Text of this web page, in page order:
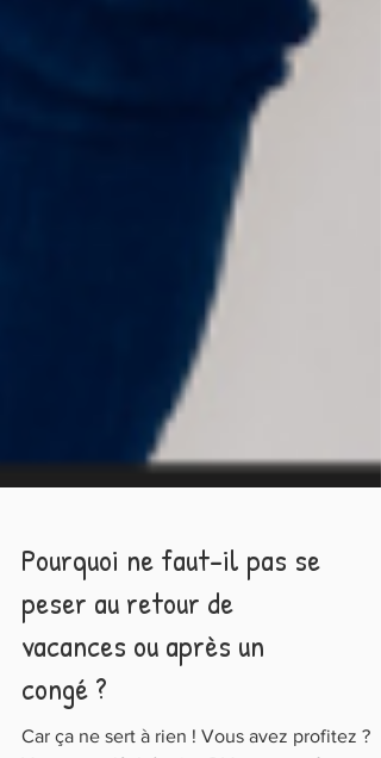
Pourquoi ne faut-il pas se
peser au retour de
vacances ou après un
congé ?